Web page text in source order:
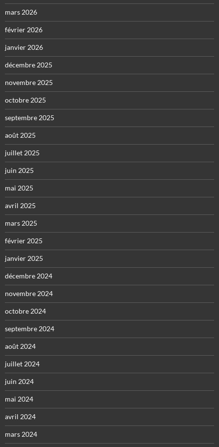
mars 2026
février 2026
janvier 2026
décembre 2025
novembre 2025
octobre 2025
septembre 2025
août 2025
juillet 2025
juin 2025
mai 2025
avril 2025
mars 2025
février 2025
janvier 2025
décembre 2024
novembre 2024
octobre 2024
septembre 2024
août 2024
juillet 2024
juin 2024
mai 2024
avril 2024
mars 2024